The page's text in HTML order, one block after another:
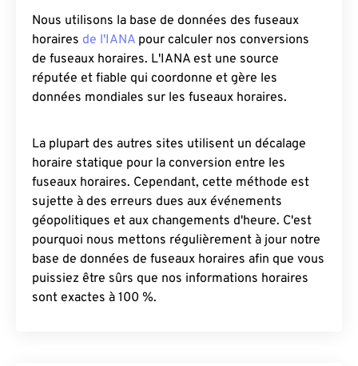
Nous utilisons la base de données des fuseaux
horaires de l'IANA pour calculer nos conversions
de fuseaux horaires. L'IANA est une source
réputée et fiable qui coordonne et gère les
données mondiales sur les fuseaux horaires.
La plupart des autres sites utilisent un décalage
horaire statique pour la conversion entre les
fuseaux horaires. Cependant, cette méthode est
sujette à des erreurs dues aux événements
géopolitiques et aux changements d'heure. C'est
pourquoi nous mettons régulièrement à jour notre
base de données de fuseaux horaires afin que vous
puissiez être sûrs que nos informations horaires
sont exactes à 100 %.